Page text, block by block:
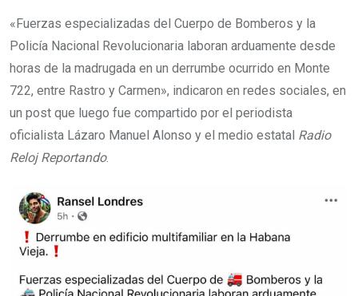
«Fuerzas especializadas del Cuerpo de Bomberos y la
Policía Nacional Revolucionaria laboran arduamente desde
horas de la madrugada en un derrumbe ocurrido en Monte
722, entre Rastro y Carmen», indicaron en redes sociales, en
un post que luego fue compartido por el periodista
oficialista Lázaro Manuel Alonso y el medio estatal Radio
Reloj Reportando.